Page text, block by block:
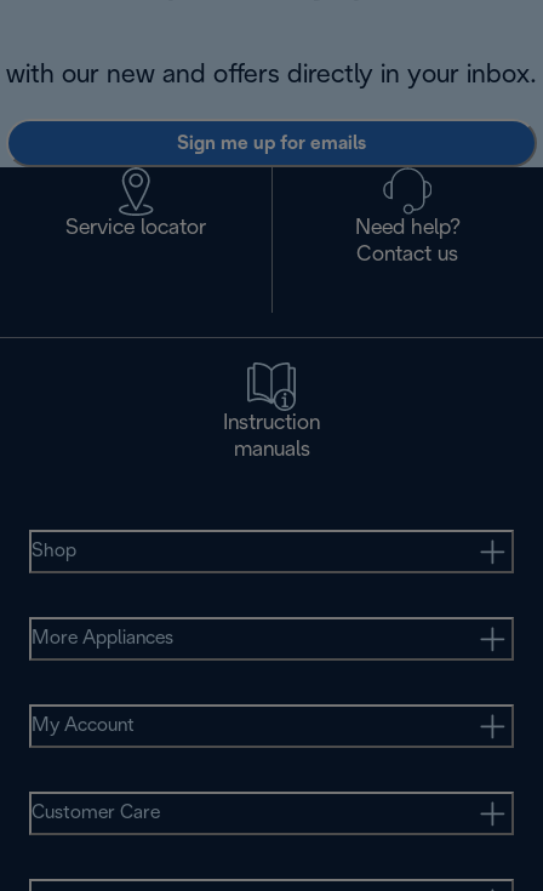
with our new and offers directly in your inbox.
Sign me up for emails
Service locator
Need help?
Contact us
Instruction
manuals
Shop
More Appliances
My Account
Customer Care